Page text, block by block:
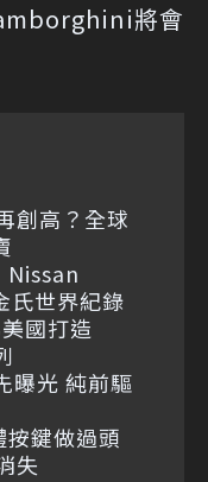
將會
創高？全球
Nissan
氏世界紀錄
國打造
曝光 純前驅
按鍵做過頭
失